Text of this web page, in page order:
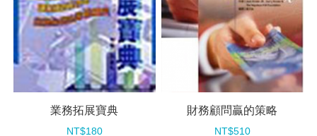
業務拓展寶典
NT$180
財務顧問贏的策略
NT$510